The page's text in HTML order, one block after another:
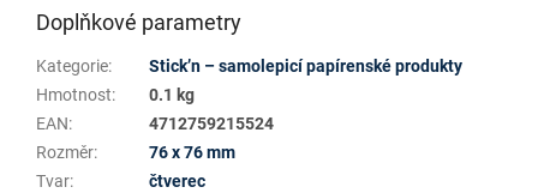
Doplňkové parametry
Kategorie:
Stick’n – samolepicí papírenské produkty
Hmotnost:
0.1 kg
EAN:
4712759215524
Rozměr:
76 x 76 mm
Tvar:
čtverec